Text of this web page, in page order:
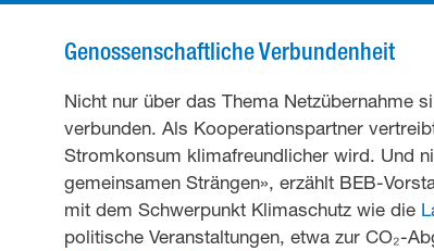
Genossenschaftliche Verbundenheit
Nicht nur über das Thema Netzübernahme
verbunden. Als Kooperationspartner
Stromkonsum klimafreundlicher wird. Und
gemeinsamen Strängen», erzählt BEB-
mit dem Schwerpunkt Klimaschutz wie die
politische Veranstaltungen, etwa zur CO₂-